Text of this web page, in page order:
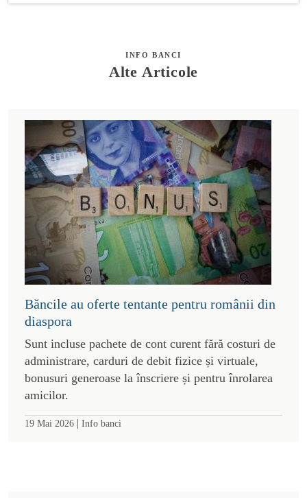
INFO BANCI
Alte Articole
Băncile au oferte tentante pentru românii din
diaspora
Sunt incluse pachete de cont curent fără costuri de
administrare, carduri de debit fizice și virtuale,
bonusuri generoase la înscriere și pentru înrolarea
amicilor.
19 Mai 2026 | Info banci